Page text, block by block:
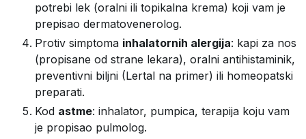
potrebi lek (oralni ili topikalna krema) koji vam je
prepisao dermatovenerolog.
Protiv simptoma inhalatornih alergija: kapi za nos
(propisane od strane lekara), oralni antihistaminik,
preventivni biljni (Lertal na primer) ili homeopatski
preparati.
Kod astme: inhalator, pumpica, terapija koju vam
je propisao pulmolog.